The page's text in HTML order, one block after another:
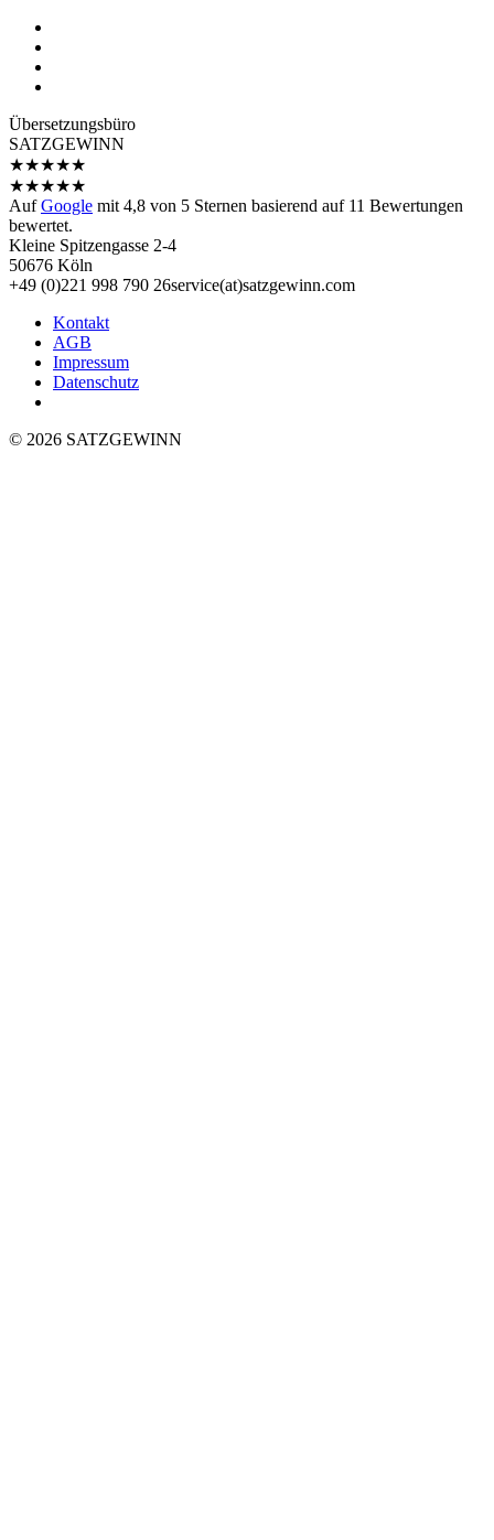
Übersetzungs­büro
SATZGEWINN
★★★★★
★★★★★
AufGoogle mit 4,8 von 5 Sternen basierend auf 11 Bewertungen
bewertet.
Kleine Spitzengasse 2-4
50676 Köln
+49 (0)221 998 790 26service(at)satz­gewinn.com
Kontakt
AGB
Impressum
Datenschutz
© 2026 SATZGEWINN